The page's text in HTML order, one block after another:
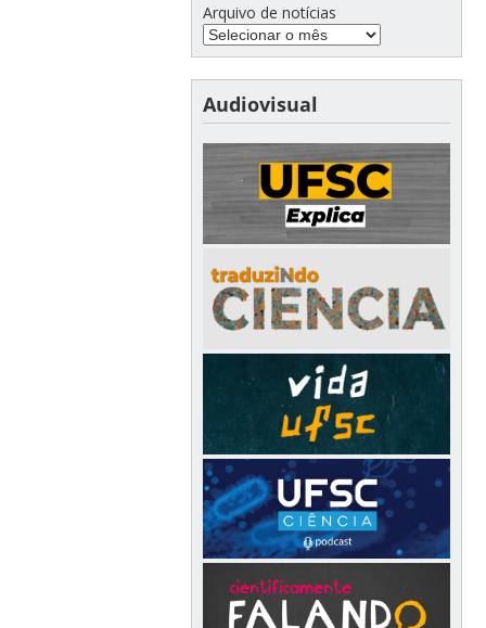
Arquivo de notícias
Audiovisual